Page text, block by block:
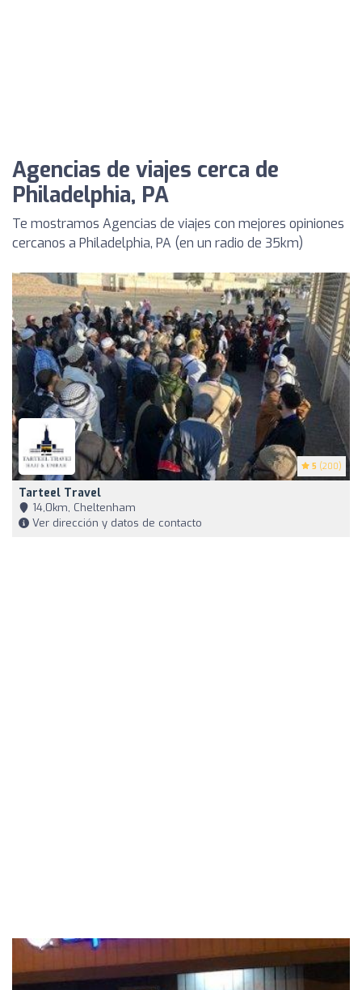
Agencias de viajes cerca de
Philadelphia, PA
Te mostramos Agencias de viajes con mejores opiniones
cercanos a Philadelphia, PA (en un radio de 35km)
5 (200)
Tarteel Travel
14,0km, Cheltenham
Ver dirección y datos de contacto